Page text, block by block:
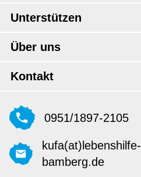
Unterstützen
Über uns
Kontakt
0951/1897-2105
kufa(at)lebenshilfe-
bamberg.de